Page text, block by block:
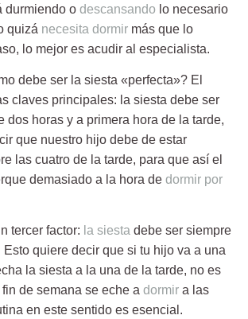
durmiendo o descansando lo necesario
quizá necesita dormir más que lo
lo mejor es acudir al especialista.
debe ser la siesta «perfecta»? El
claves principales: la siesta debe ser
dos horas y a primera hora de la tarde,
que nuestro hijo debe de estar
las cuatro de la tarde, para que así el
demasiado a la hora de dormir por
tercer factor: la siesta debe ser siempre
Esto quiere decir que si tu hijo va a una
la siesta a la una de la tarde, no es
de semana se eche a dormir a las
en este sentido es esencial.